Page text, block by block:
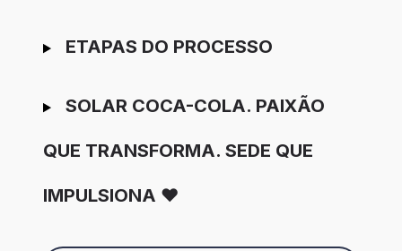
ETAPAS DO PROCESSO
SOLAR COCA-COLA. PAIXÃO
QUE TRANSFORMA. SEDE QUE
IMPULSIONA ❤️